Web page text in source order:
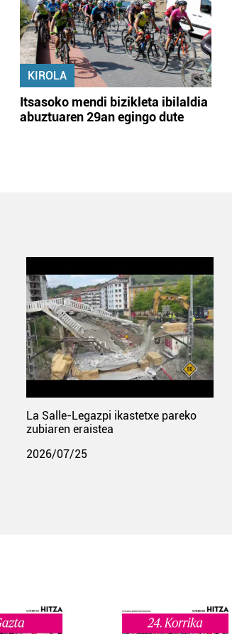
KIROLA
Itsasoko mendi bizikleta ibilaldia
abuztuaren 29an egingo dute
La Salle-Legazpi ikastetxe pareko
zubiaren eraistea
2026/07/25